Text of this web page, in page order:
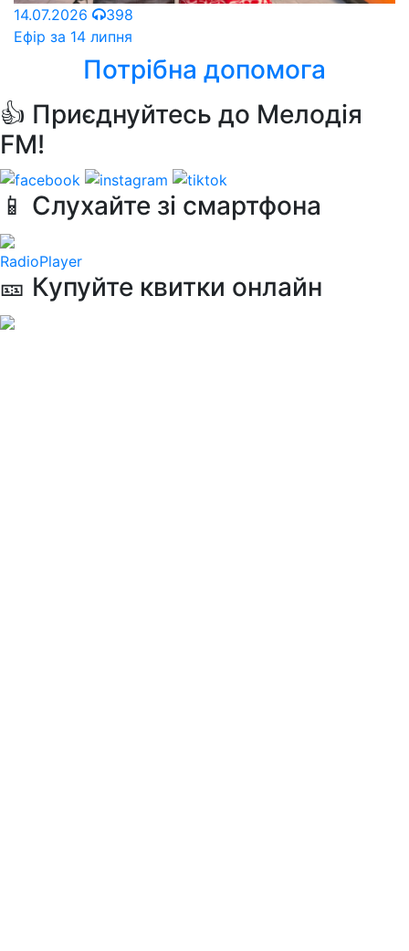
14.07.2026
398
Ефір за 14 липня
Потрібна допомога
👍 Приєднуйтесь до Мелодія
FM!
📱 Слухайте зі смартфона
RadioPlayer
🎫 Купуйте квитки онлайн